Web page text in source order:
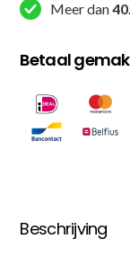
Meer dan
Betaal
Beschrijving